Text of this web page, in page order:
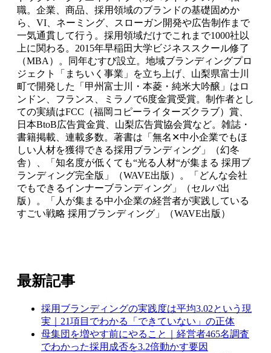
職。企業、商品、採用領域のブランドの基礎固めか
ら、VI、ネーミング、スローガン開発や広告制作まで
一気通貫して行う。採用領域だけでこれまで1000社以
上に関わる。2015年早稲田大学ビジネススクール修了
（MBA）。同年むすび設立。地域ブランディングプロ
ジェクト「まちいく事業」を立ち上げ、山梨県富士川
町で開発した「甲州富士川・本菱・純米大吟醸」はロ
ンドン、フランス、ミラノで6度金賞受賞。制作者とし
ての実績はFCC（福岡コピーライターズクラブ）賞、
日本BtoB広告賞金賞、山梨広告賞協会賞など。雑誌・
書籍掲載、連載多数。著書は「無名✕中小企業でもほ
しい人材を獲得できる採用ブランディング」（幻冬
舎）、「知名度が低くても“光る人材“が集まる 採用ブ
ランディング完全版」（WAVE出版）。「どんな会社
でもできるインナーブランディング」（セルバ出
版）。「人が集まる中小企業の経営者が実践している
すごい戦略 採用ブランディング」（WAVE出版）
最新記事
採用ブランディングの実践度は平均3.02という現
実｜21項目でわかる「できていない」の正体
母集団を増やす前にやること｜経営者465名調査
でわかった採用成否を3.2倍動かす要因